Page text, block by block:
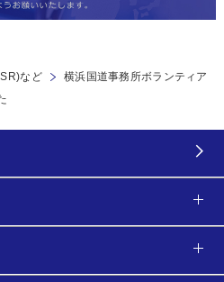
など
横浜国道事務所ボランティア